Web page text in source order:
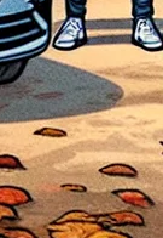
Fabia 1
Fabia 2
Octavia 1
Octavia 2
Octavia 3
Rapid
Superb 1
Superb 2
T25